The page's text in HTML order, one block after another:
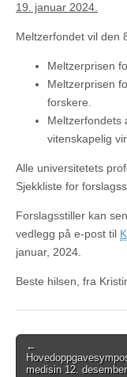
19. januar 2024.
Meltzerfondet vil den
Meltzerprisen
Meltzerprisen
forskere.
Meltzerfondets
vitenskapelig
Alle universitetets
Sjekkliste for
Forslagsstiller kan
vedlegg på e-post til
januar, 2024.
Beste hilsen, fra
Post
navigation
←
medisin 12. desember